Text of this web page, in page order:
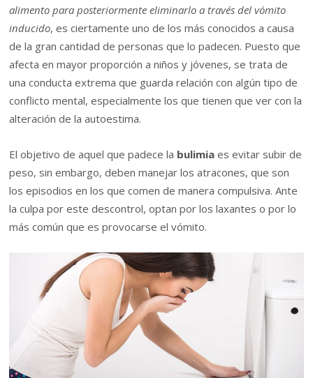
alimento para posteriormente eliminarlo a través del vómito
inducido, es ciertamente uno de los más conocidos a causa
de la gran cantidad de personas que lo padecen. Puesto que
afecta en mayor proporción a niños y jóvenes, se trata de
una conducta extrema que guarda relación con algún tipo de
conflicto mental, especialmente los que tienen que ver con la
alteración de la autoestima.
El objetivo de aquel que padece la bulimia es evitar subir de
peso, sin embargo, deben manejar los atracones, que son
los episodios en los que comen de manera compulsiva. Ante
la culpa por este descontrol, optan por los laxantes o por lo
más común que es provocarse el vómito.